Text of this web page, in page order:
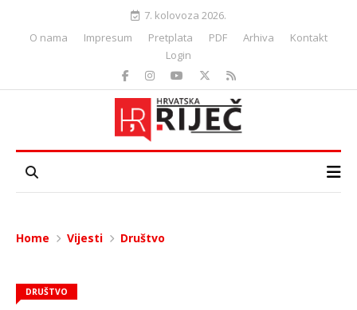
7. kolovoza 2026.
O nama
Impresum Pretplata PDF Arhiva
Kontakt
Login
Home Vijesti Društvo
DRUŠTVO